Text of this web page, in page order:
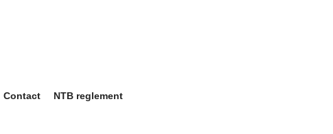
Contact NTB reglement